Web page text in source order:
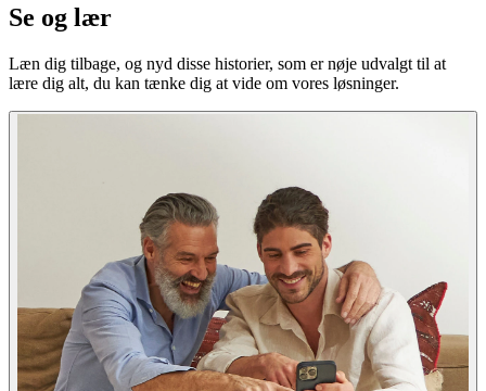
Se og lær
Læn dig tilbage, og nyd disse historier, som er nøje udvalgt til at
lære dig alt, du kan tænke dig at vide om vores løsninger.